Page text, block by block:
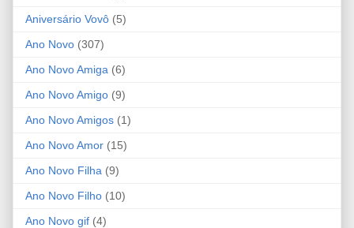
Aniversário Vovô (5)
Ano Novo (307)
Ano Novo Amiga (6)
Ano Novo Amigo (9)
Ano Novo Amigos (1)
Ano Novo Amor (15)
Ano Novo Filha (9)
Ano Novo Filho (10)
Ano Novo gif (4)